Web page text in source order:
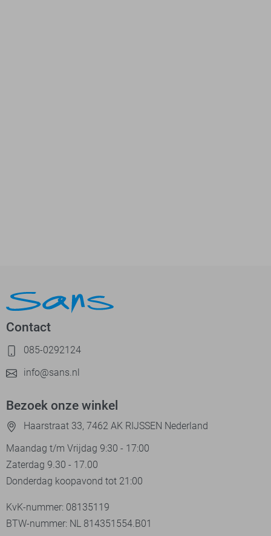
Contact
085-0292124
info@sans.nl
Bezoek onze winkel
Haarstraat 33, 7462 AK RIJSSEN Nederland
Maandag t/m Vrijdag 9:30 - 17:00
Zaterdag 9.30 - 17.00
Donderdag koopavond tot 21:00
KvK-nummer: 08135119
BTW-nummer: NL 814351554.B01